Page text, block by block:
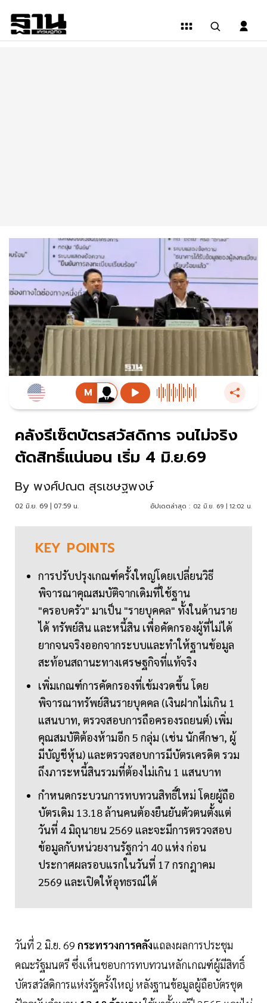
คลังรีเซ็ตบัตรสวัสดิการ จนไม่จริง
ตัดสิทธิ์แน่นอน เริ่ม 4 มิ.ย.69
By พงศ์ปณต สุรเชษฐพงษ์
02 มิ.ย. 69 | 07:59 น. อัปเดตล่าสุด : 02 มิ.ย. 69 | 12:02 น.
KEY POINTS
การปรับปรุงเกณฑ์ครั้งใหญ่โดยเปลี่ยนวิธี
พิจารณาคุณสมบัติจากเดิมที่ใช้ฐาน
"ครอบครัว" มาเป็น "รายบุคคล" ทั้งในด้านราย
ได้ ทรัพย์สิน และหนี้สิน เพื่อคัดกรองผู้ที่ไม่ได้
ยากจนจริงออกจากระบบและทำให้ฐานข้อมูล
สะท้อนสถานะทางเศรษฐกิจที่แท้จริง
เพิ่มเกณฑ์การคัดกรองที่เข้มงวดขึ้น โดย
พิจารณาทรัพย์สินรายบุคคล (เงินฝากไม่เกิน 1
แสนบาท, ตรวจสอบการถือครองรถยนต์) เพิ่ม
คุณสมบัติต้องห้ามอีก 5 กลุ่ม (เช่น นักศึกษา, ผู้
มีบัญชีหุ้น) และตรวจสอบการมีบัตรเครดิต รวม
ถึงภาระหนี้สินรวมที่ต้องไม่เกิน 1 แสนบาท
กำหนดกระบวนการทบทวนสิทธิ์ใหม่ โดยผู้ถือ
บัตรเดิม 13.18 ล้านคนต้องยืนยันตัวตนตั้งแต่
วันที่ 4 มิถุนายน 2569 และจะมีการตรวจสอบ
ข้อมูลกับหน่วยงานรัฐกว่า 40 แห่ง ก่อน
ประกาศผลรอบแรกในวันที่ 17 กรกฎาคม
2569 และเปิดให้อุทธรณ์ได้
วันที่ 2 มิ.ย. 69 กระทรวงการคลังแถลงผลการประชุม
คณะรัฐมนตรี ซึ่งเห็นชอบการทบทวนหลักเกณฑ์ผู้มีสิทธิ์
บัตรสวัสดิการแห่งรัฐครั้งใหญ่ หลังฐานข้อมูลผู้ถือบัตรชุด